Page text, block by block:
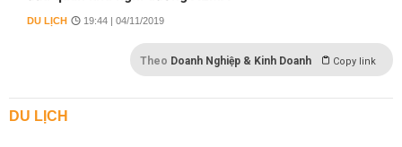
DU LỊCH 19:44 | 04/11/2019
Theo Doanh Nghiệp & Kinh Doanh Copy link
DU LỊCH